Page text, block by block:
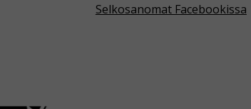
Selkosanomat Facebookissa